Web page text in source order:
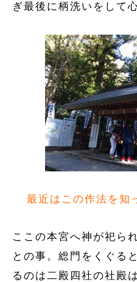
ぎ最後に柄洗いをして
最近はこの作法を知
ここの本宮へ神が祀ら
との事。総門をくぐる
るのは二殿四社の社殿